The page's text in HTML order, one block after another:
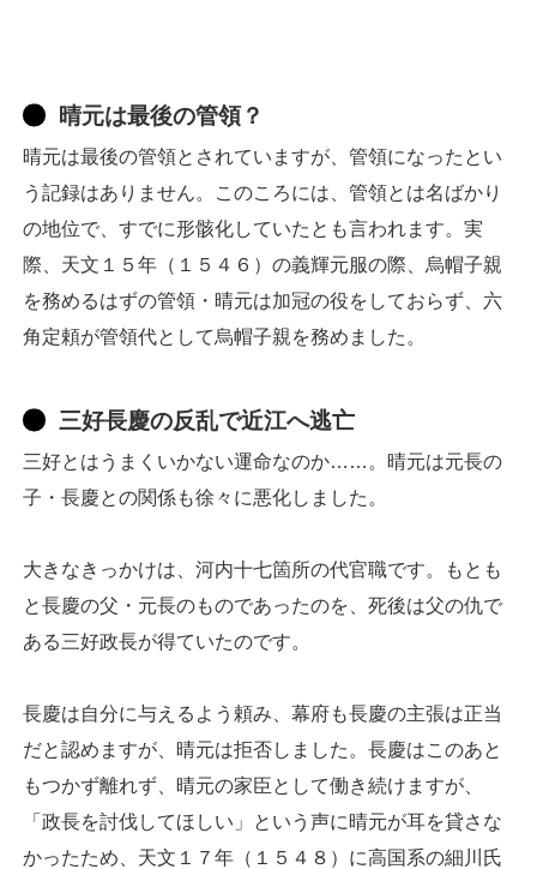
紀伊
晴元は最後の管領？
晴元は最後の管領とされていますが、管領になったとい
う記録はありません。このころには、管領とは名ばかり
の地位で、すでに形骸化していたとも言われます。実
際、天文１５年（１５４６）の義輝元服の際、烏帽子親
を務めるはずの管領・晴元は加冠の役をしておらず、六
角定頼が管領代として烏帽子親を務めました。
三好長慶の反乱で近江へ逃亡
三好とはうまくいかない運命なのか……。晴元は元長の
子・長慶との関係も徐々に悪化しました。
大きなきっかけは、河内十七箇所の代官職です。もとも
と長慶の父・元長のものであったのを、死後は父の仇で
ある三好政長が得ていたのです。
長慶は自分に与えるよう頼み、幕府も長慶の主張は正当
だと認めますが、晴元は拒否しました。長慶はこのあと
もつかず離れず、晴元の家臣として働き続けますが、
「政長を討伐してほしい」という声に晴元が耳を貸さな
かったため、天文１７年（１５４８）に高国系の細川氏